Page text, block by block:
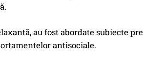
au fost abordate subiecte
antisociale.